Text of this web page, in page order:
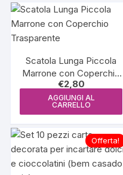
Scatola Lunga Piccola
Marrone con Coperchio
Trasparente
€2,80
AGGIUNGI AL
CARRELLO
Offerta!